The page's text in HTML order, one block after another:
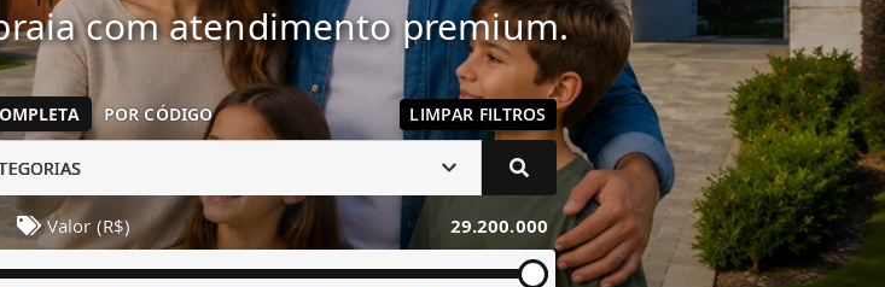
com atendimento premium.
POR CÓDIGO LIMPAR FILTROS
Valor (R$) 29.200.000